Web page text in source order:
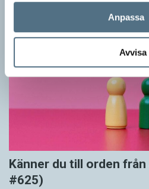
Anpassa
Avvisa
Känner du till orden från
#625)